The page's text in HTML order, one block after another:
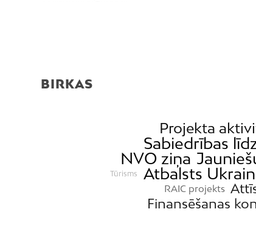
BIRKAS
Projekta
Sabiedrības
NVO ziņa
Tūrisms Atbalsts
RAIC projekts
Finansēšanas